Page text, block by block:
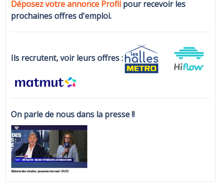
Déposez votre annonce Profil pour recevoir les
prochaines offres d'emploi.
Ils recrutent, voir leurs offres :
On parle de nous dans la presse !!